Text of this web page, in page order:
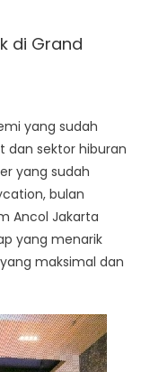
di Grand
yang sudah
dan sektor hiburan
yang sudah
bulan
Ancol Jakarta
yang menarik
maksimal dan